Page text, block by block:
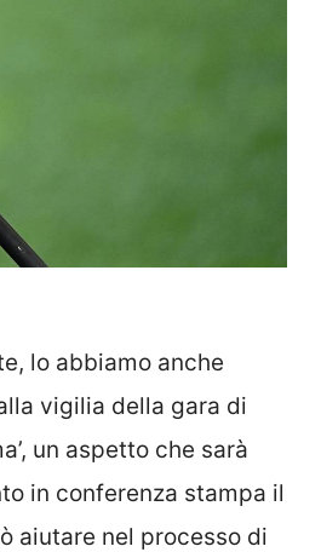
lo abbiamo anche
vigilia della gara di
un aspetto che sarà
in conferenza stampa il
aiutare nel processo di